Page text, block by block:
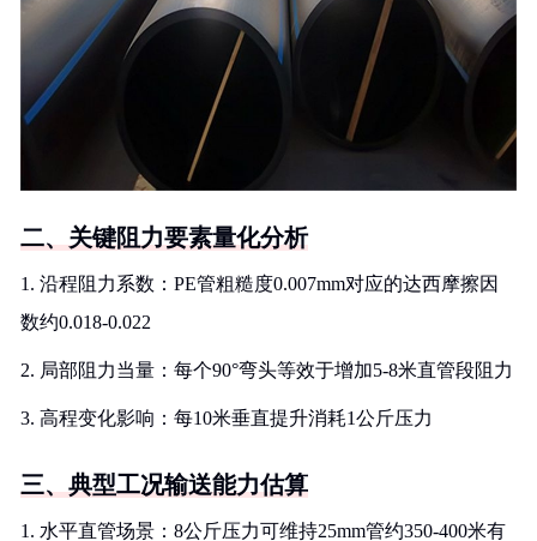
二、关键阻力要素量化分析
1. 沿程阻力系数：PE管粗糙度0.007mm对应的达西摩擦因
数约0.018-0.022
2. 局部阻力当量：每个90°弯头等效于增加5-8米直管段阻力
3. 高程变化影响：每10米垂直提升消耗1公斤压力
三、典型工况输送能力估算
1. 水平直管场景：8公斤压力可维持25mm管约350-400米有